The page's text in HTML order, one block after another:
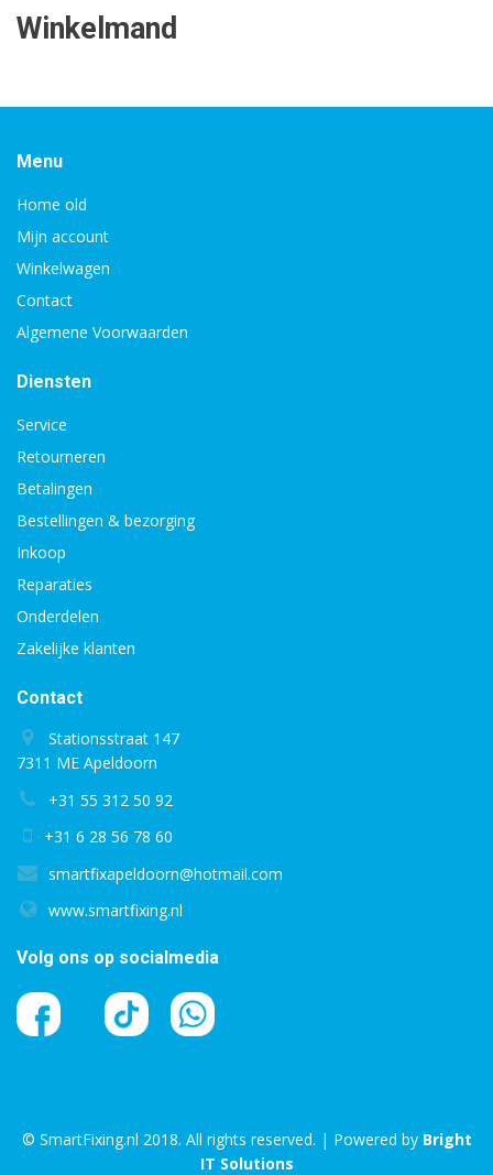
Winkelmand
Menu
Home old
Mijn account
Winkelwagen
Contact
Algemene Voorwaarden
Diensten
Service
Retourneren
Betalingen
Bestellingen & bezorging
Inkoop
Reparaties
Onderdelen
Zakelijke klanten
Contact
Stationsstraat 147
7311 ME Apeldoorn
+31 55 312 50 92
+31 6 28 56 78 60
smartfixapeldoorn@hotmail.com
www.smartfixing.nl
Volg ons op socialmedia
© SmartFixing.nl 2018. All rights reserved. | Powered by Bright
IT Solutions